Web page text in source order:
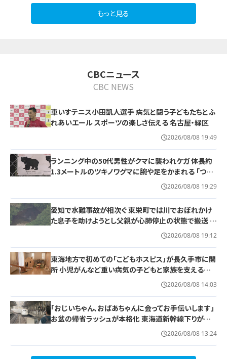
もっと見る
CBCニュース
CBC NEWS
車いすテニス小田凱人選手 病気と闘う子どもたちとふ
れあいエール スポーツの楽しさ伝える 名古屋・緑区
2026/08/08 19:49
ランニング中の50代男性がクマに襲われケガ 体長約
1.3メートルのツキノワグマに腕や足をかまれる 「つい
に出たかなという感じ」と近隣住人 東海地方で今年度
2026/08/08 19:29
愛知で水難事故が相次ぐ 東栄町では川でおぼれかけ
た息子を助けようとし父親が心肺停止の状態で搬送 田
原市ではサーフィン中に公務員の男性（46）がおぼれ
2026/08/08 19:12
東海地方で初めての「こどもホスピス」が長久手市に開
所 小児がんなど重い病気の子どもと家族を支える施
設 利用料は無料 愛知の「長久手のおうち」2026/08/08 14:03
「おじいちゃん、おばあちゃんに会ってお手伝いします」
お盆の帰省ラッシュが本格化 東海道新幹線下りがピ
ーク 名古屋駅も家族連れらで朝から混雑2026/08/08 13:24